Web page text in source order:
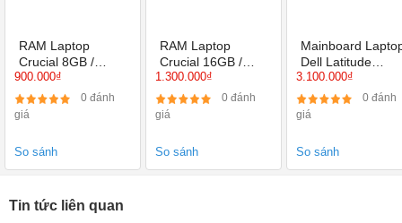
Bề mặt Nhám chống chói
Công nghệ
màn hình
Không cảm ứng
Đời máy
tương thích
HP Pavilion 15-EG EG0505TU EG2059TU
EG2062TU EG0541TU EG0542TU
Bảo Hành 12 Tháng
RAM Laptop
Crucial 8GB /
PC3L BUS 1600 /
12800S
900.000₫
0 đánh
giá
So sánh
RAM Laptop
Crucial 16GB /
DDR4 BUSS 2400
/ 2666MHz
1.300.000₫
0 đánh
giá
So sánh
Mainboard
Dell Latitude
E7470 Core i5 i7
3.100.000₫
0 đánh
giá
So sánh
Tin tức liên quan